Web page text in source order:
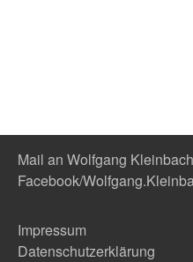
Mail an Wolfgang Kleinbach
Facebook/
Impressum
Datenschutzerklärung